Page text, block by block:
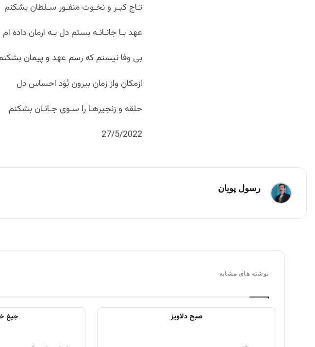
تـاج کبـر و نخـوت منفـور سـلطان بشکنم
عهد بـا جانـانـه بستم دل بـه ارمان داده ام
بی وفا نیستم که رسم عهد و پیمان
ازمکان واز زمان بیرون بُوَد احساس دل
حلقه و زنجیرهـا را سـوی جـانـان بشکنم
27/5/2022
رسول پویان
نوشته های مشابه